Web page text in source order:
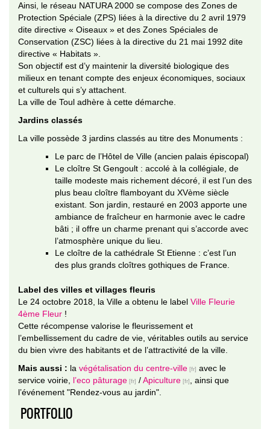
Ainsi, le réseau NATURA 2000 se compose des Zones de
Protection Spéciale (ZPS) liées à la directive du 2 avril 1979
dite directive « Oiseaux » et des Zones Spéciales de
Conservation (ZSC) liées à la directive du 21 mai 1992 dite
directive « Habitats ».
Son objectif est d’y maintenir la diversité biologique des
milieux en tenant compte des enjeux économiques, sociaux
et culturels qui s’y attachent.
La ville de Toul adhère à cette démarche.
Jardins classés
La ville possède 3 jardins classés au titre des Monuments :
Le parc de l’Hôtel de Ville (ancien palais épiscopal)
Le cloître St Gengoult : accolé à la collégiale, de
taille modeste mais richement décoré, il est l’un des
plus beau cloître flamboyant du XVème siècle
existant. Son jardin, restauré en 2003 apporte une
ambiance de fraîcheur en harmonie avec le cadre
bâti ; il offre un charme prenant qui s’accorde avec
l’atmosphère unique du lieu.
Le cloître de la cathédrale St Etienne : c’est l’un
des plus grands cloîtres gothiques de France.
Label des villes et villages fleuris
Le 24 octobre 2018, la Ville a obtenu le label Ville Fleurie
4ème Fleur !
Cette récompense valorise le fleurissement et
l’embellissement du cadre de vie, véritables outils au service
du bien vivre des habitants et de l’attractivité de la ville.
Mais aussi : la végétalisation du centre-ville
avec le
service voirie, l’eco pâturage /Apiculture
, ainsi que
l’événement "Rendez-vous au jardin".
PORTFOLIO